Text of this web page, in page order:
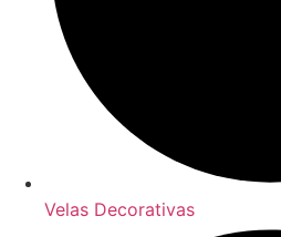
Velas Decorativas